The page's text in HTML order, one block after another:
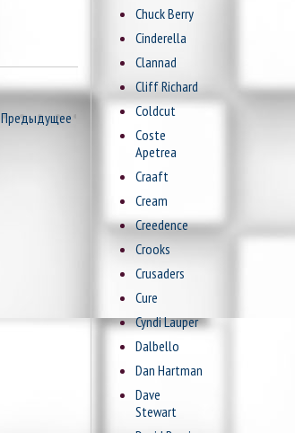
Предыдущее
Chuck Berry
Cinderella
Clannad
Cliff Richard
Coldcut
Coste
Apetrea
Craaft
Cream
Creedence
Crooks
Crusaders
Cure
Cyndi Lauper
Dalbello
Dan Hartman
Dave
Stewart